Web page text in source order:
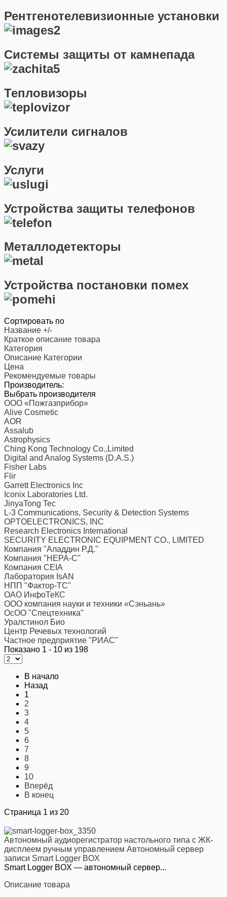
Рентгенотелевизионные установки
Системы защиты от камнепада
Тепловизоры
Усилители сигналов
Услуги
Устройства защиты телефонов
Металлодетекторы
Устройства постановки помех
Сортировать по
Название +/-
Краткое описание товара
Категория
Описание Категории
Цена
Рекомендуемые товары
Производитель:
Выбрать производителя
ООО «Пожгазприбор»
Alive Cosmetic
AOR
Assalub
Astrophysics
Ching Kong Technology Co.,Limited
Digital and Analog Systems (D.A.S.)
Fisher Labs
Flir
Garrett Electronics Inc
Iconix Laboratories Ltd.
JinyaTong Tec
L-3 Communications, Security & Detection Systems
OPTOELECTRONICS, INC
Research Electronics International
SECURITY ELECTRONIC EQUIPMENT CO., LIMITED
Компания "Аладдин Р.Д."
Компания "НЕРА-С"
Компания CEIA
Лаборатория IsAN
НПП "Фактор-ТС"
ОАО ИнфоТеКС
ООО компания науки и техники «Сэньань»
ОсОО "Спецтехника"
Уралстинол Био
Центр Речевых технологий
Частное предприятие "РИАС"
Показано 1 - 10 из 198
В начало
Назад
1
2
3
4
5
6
7
8
9
10
Вперёд
В конец
Страница 1 из 20
Автономный аудиорегистратор настольного типа с ЖК-
дисплеем ручным управлением Автономный сервер
записи Smart Logger BOX
Smart Logger BOX — автономный сервер...
Описание товара